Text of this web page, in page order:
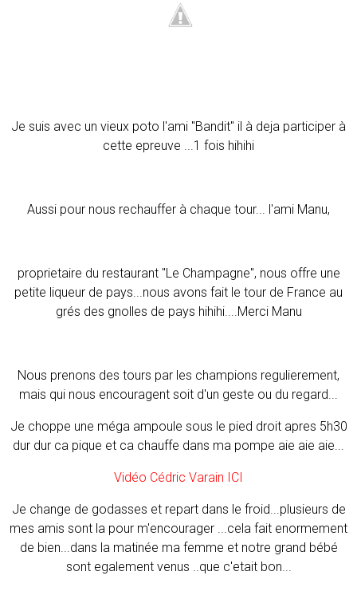
Je suis avec un vieux poto l'ami "Bandit" il à deja participer à
cette epreuve ...1 fois hihihi
Aussi pour nous rechauffer à chaque tour... l'ami Manu,
proprietaire du restaurant "Le Champagne", nous offre une
petite liqueur de pays...nous avons fait le tour de France au
grés des gnolles de pays hihihi....Merci Manu
Nous prenons des tours par les champions regulierement,
mais qui nous encouragent soit d'un geste ou du regard...
Je choppe une méga ampoule sous le pied droit apres 5h30
dur dur ca pique et ca chauffe dans ma pompe aie aie aie...
Vidéo Cédric Varain ICI
Je change de godasses et repart dans le froid...plusieurs de
mes amis sont la pour m'encourager ...cela fait enormement
de bien...dans la matinée ma femme et notre grand bébé
sont egalement venus ..que c'etait bon...